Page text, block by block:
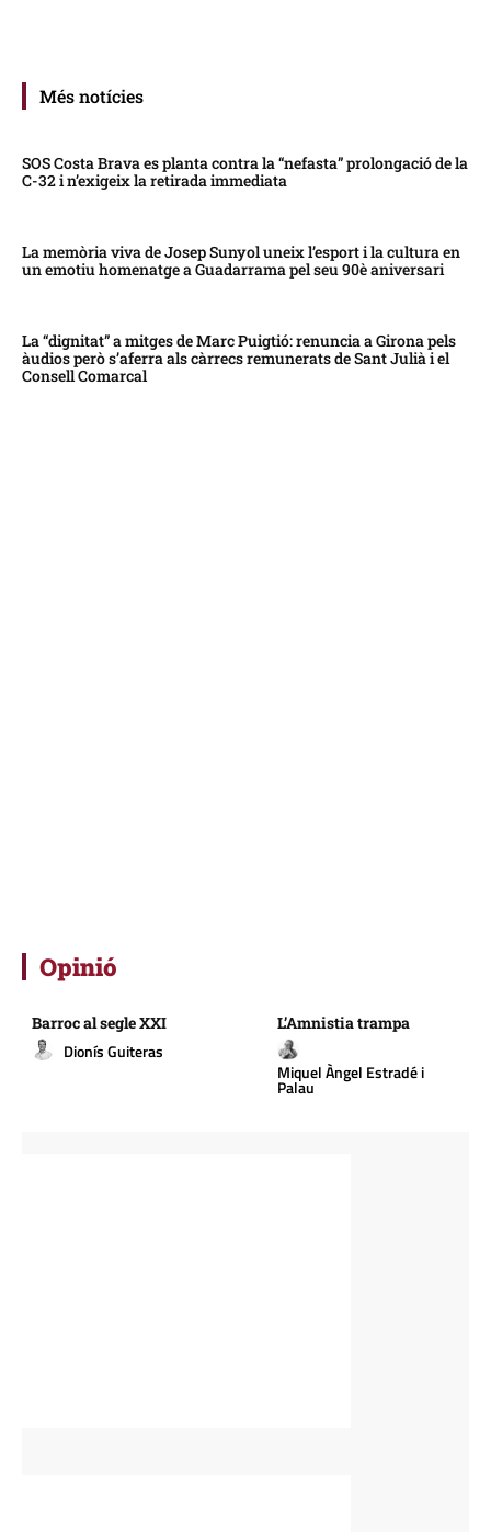
Més notícies
SOS Costa Brava es planta contra la “nefasta” prolongació de la
C-32 i n’exigeix la retirada immediata
La memòria viva de Josep Sunyol uneix l’esport i la cultura en
un emotiu homenatge a Guadarrama pel seu 90è aniversari
La “dignitat” a mitges de Marc Puigtió: renuncia a Girona pels
àudios però s’aferra als càrrecs remunerats de Sant Julià i el
Consell Comarcal
Opinió
Barroc al segle XXI
Dionís Guiteras
L’Amnistia trampa
Miquel Àngel Estradé i
Palau